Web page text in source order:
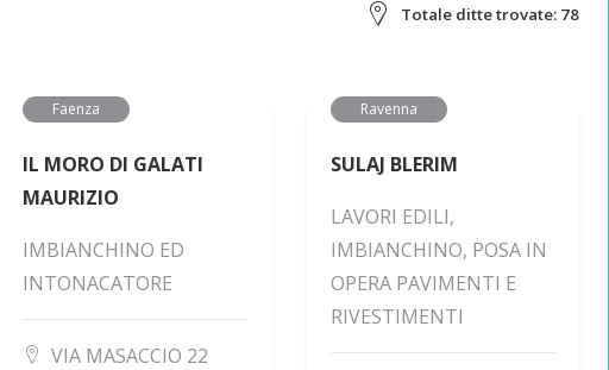
Totale ditte trovate: 78
Faenza
IL MORO DI GALATI
MAURIZIO
IMBIANCHINO ED
INTONACATORE
VIA MASACCIO 22
Ravenna
SULAJ BLERIM
LAVORI EDILI,
IMBIANCHINO, POSA IN
OPERA PAVIMENTI E
RIVESTIMENTI